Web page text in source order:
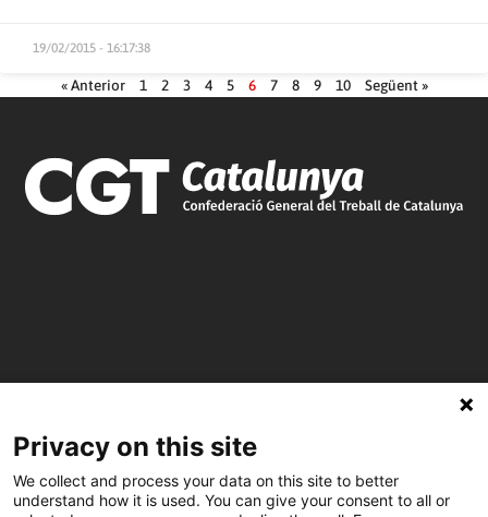
19/02/2015 - 16:17:38
« Anterior 1 2 3 4 5 6 7 8 9 10 Següent »
C/ Burgos 59, Baixos – 08014 Barcelona
spccc@spcgtcatalunya.cat
Privacy on this site
We collect and process your data on this site to better
understand how it is used. You can give your consent to all or